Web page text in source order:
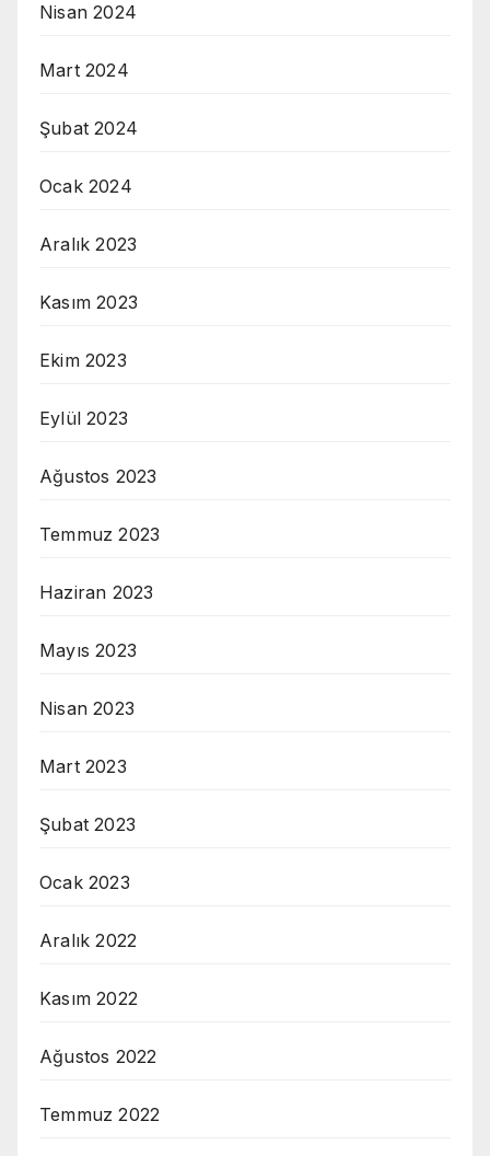
Nisan 2024
Mart 2024
Şubat 2024
Ocak 2024
Aralık 2023
Kasım 2023
Ekim 2023
Eylül 2023
Ağustos 2023
Temmuz 2023
Haziran 2023
Mayıs 2023
Nisan 2023
Mart 2023
Şubat 2023
Ocak 2023
Aralık 2022
Kasım 2022
Ağustos 2022
Temmuz 2022